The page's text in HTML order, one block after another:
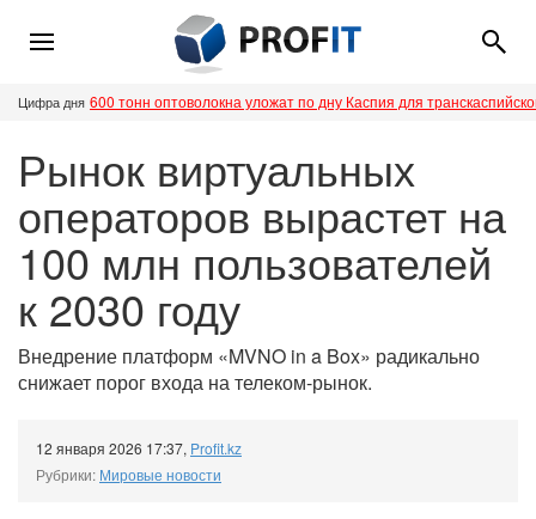
Цифра дня 600 тонн оптоволокна уложат по дну Каспия для
Рынок виртуальных
операторов вырастет на
100 млн пользователей
к 2030 году
Внедрение платформ «MVNO in a Box» радикально
снижает порог входа на телеком-рынок.
12 января 2026 17:37, Profit.kz
Рубрики: Мировые новости